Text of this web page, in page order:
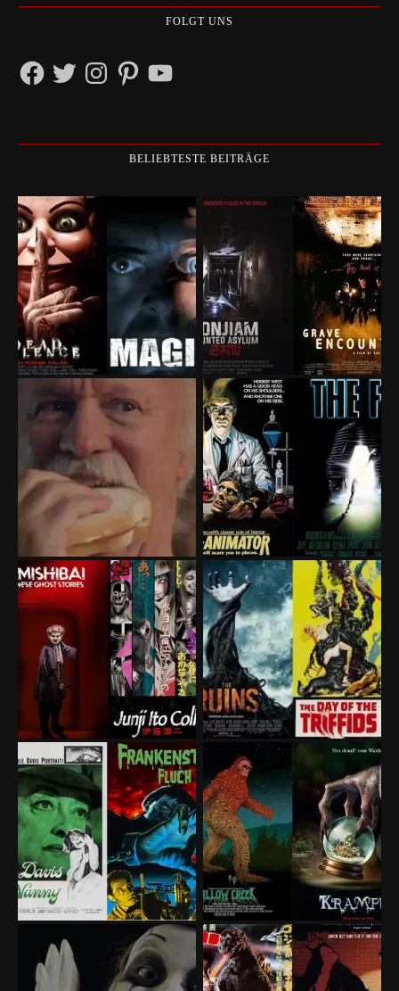
FOLGT UNS
FacebookTwitterInstagramPinterestYouTube
BELIEBTESTE BEITRÄGE